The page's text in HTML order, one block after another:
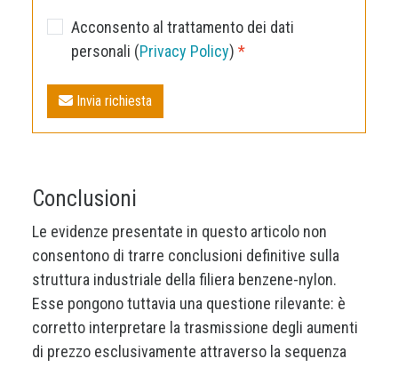
Acconsento al trattamento dei dati
personali (Privacy Policy) *
Invia richiesta
Conclusioni
Le evidenze presentate in questo articolo non
consentono di trarre conclusioni definitive sulla
struttura industriale della filiera benzene-nylon.
Esse pongono tuttavia una questione rilevante: è
corretto interpretare la trasmissione degli aumenti
di prezzo esclusivamente attraverso la sequenza